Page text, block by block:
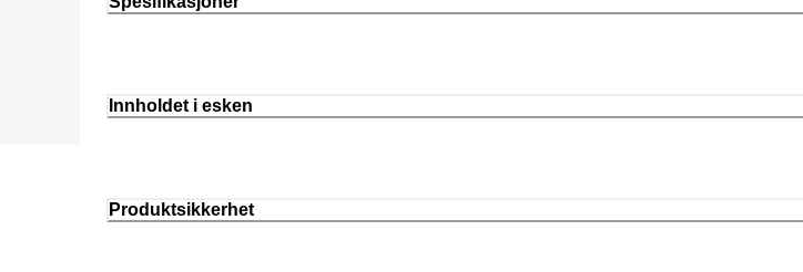
Innholdet i esken
Produktsikkerhet